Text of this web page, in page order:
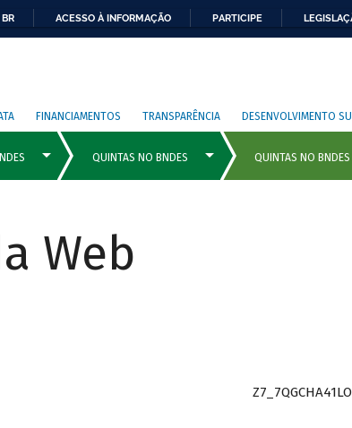
ACESSO À INFORMAÇÃO PARTICIPE
FINANCIAMENTOS TRANSPARÊNCIA DESENVOLVIMENTO
Web